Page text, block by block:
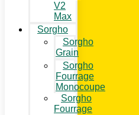
V2
Max
Sorgho
Sorgho
Grain
Sorgho
Fourrage
Monocoupe
Sorgho
Fourrage